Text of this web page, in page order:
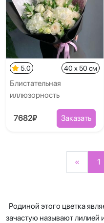
5.0 40 x 50 см
Блистательная
иллюзорность
7682₽ Заказать
« 1
Родиной этого цветка
зачастую называют лилией